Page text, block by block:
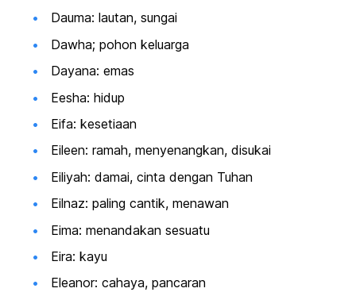
Dauma: lautan, sungai
Dawha; pohon keluarga
Dayana: emas
Eesha: hidup
Eifa: kesetiaan
Eileen: ramah, menyenangkan, disukai
Eiliyah: damai, cinta dengan Tuhan
Eilnaz: paling cantik, menawan
Eima: menandakan sesuatu
Eira: kayu
Eleanor: cahaya, pancaran